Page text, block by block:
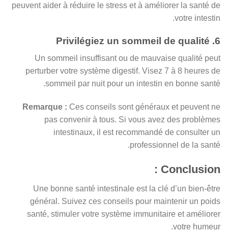
peuvent aider à réduire le stress et à améliorer la santé de
votre intestin.
6. Privilégiez un sommeil de qualité
Un sommeil insuffisant ou de mauvaise qualité peut
perturber votre système digestif. Visez 7 à 8 heures de
sommeil par nuit pour un intestin en bonne santé.
Remarque : Ces conseils sont généraux et peuvent ne
pas convenir à tous. Si vous avez des problèmes
intestinaux, il est recommandé de consulter un
professionnel de la santé.
Conclusion :
Une bonne santé intestinale est la clé d’un bien-être
général. Suivez ces conseils pour maintenir un poids
santé, stimuler votre système immunitaire et améliorer
votre humeur.